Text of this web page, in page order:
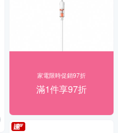
家電限時促銷97折
滿1件享97折